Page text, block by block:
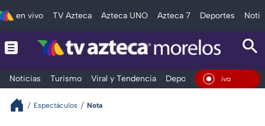
en vivo TV Azteca Azteca UNO Azteca 7 Deportes
Noticias Turismo Viral y Tendencia Deportes Espectáculos
En Vivo
Espectáculos Nota